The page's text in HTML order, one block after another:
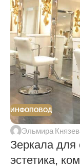
ИНФОПОВОД
Эльмира
Зеркала для
эстетика,